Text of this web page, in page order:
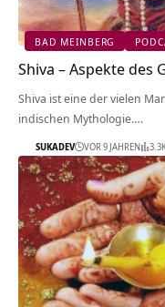
BAD MEINBERG
Shiva – Aspekte
Shiva ist eine der vielen
indischen Mythologie.…
SUKADEV VOR 9 JAHREN